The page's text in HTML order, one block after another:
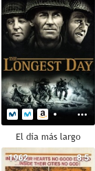
El día más largo
8.5
1962